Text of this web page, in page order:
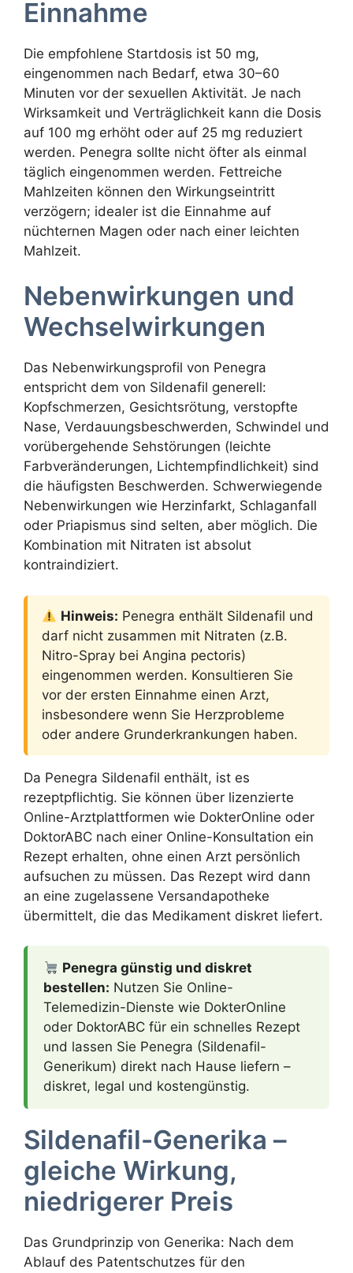
Einnahme
Die empfohlene Startdosis ist 50 mg,
eingenommen nach Bedarf, etwa 30–60
Minuten vor der sexuellen Aktivität. Je nach
Wirksamkeit und Verträglichkeit kann die Dosis
auf 100 mg erhöht oder auf 25 mg reduziert
werden. Penegra sollte nicht öfter als einmal
täglich eingenommen werden. Fettreiche
Mahlzeiten können den Wirkungseintritt
verzögern; idealer ist die Einnahme auf
nüchternen Magen oder nach einer leichten
Mahlzeit.
Nebenwirkungen und
Wechselwirkungen
Das Nebenwirkungsprofil von Penegra
entspricht dem von Sildenafil generell:
Kopfschmerzen, Gesichtsrötung, verstopfte
Nase, Verdauungsbeschwerden, Schwindel und
vorübergehende Sehstörungen (leichte
Farbveränderungen, Lichtempfindlichkeit) sind
die häufigsten Beschwerden. Schwerwiegende
Nebenwirkungen wie Herzinfarkt, Schlaganfall
oder Priapismus sind selten, aber möglich. Die
Kombination mit Nitraten ist absolut
kontraindiziert.
Hinweis: Penegra enthält Sildenafil und
darf nicht zusammen mit Nitraten (z.B.
Nitro-Spray bei Angina pectoris)
eingenommen werden. Konsultieren Sie
vor der ersten Einnahme einen Arzt,
insbesondere wenn Sie Herzprobleme
oder andere Grunderkrankungen haben.
Da Penegra Sildenafil enthält, ist es
rezeptpflichtig. Sie können über lizenzierte
Online-Arztplattformen wie DokterOnline oder
DoktorABC nach einer Online-Konsultation ein
Rezept erhalten, ohne einen Arzt persönlich
aufsuchen zu müssen. Das Rezept wird dann
an eine zugelassene Versandapotheke
übermittelt, die das Medikament diskret liefert.
Penegra günstig und diskret
bestellen: Nutzen Sie Online-
Telemedizin-Dienste wie DokterOnline
oder DoktorABC für ein schnelles Rezept
und lassen Sie Penegra (Sildenafil-
Generikum) direkt nach Hause liefern –
diskret, legal und kostengünstig.
Sildenafil-Generika –
gleiche Wirkung,
niedrigerer Preis
Das Grundprinzip von Generika: Nach dem
Ablauf des Patentschutzes für den